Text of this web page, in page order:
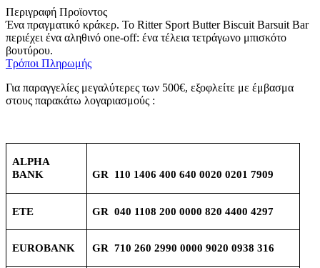
Περιγραφή Προϊοντος
Ένα πραγματικό κράκερ. Το Ritter Sport Butter Biscuit Barsuit Bar
περιέχει ένα αληθινό one-off: ένα τέλεια τετράγωνο μπισκότο
βουτύρου.
Τρόποι Πληρωμής
Για παραγγελίες μεγαλύτερες των 500€, εξοφλείτε με έμβασμα
στους παρακάτω λογαριασμούς :
ALPHA
BANK
GR 110 1406 400 640 0020 0201 7909
ETE GR 040 1108 200 0000 820 4400 4297
EUROBANK GR 710 260 2990 0000 9020 0938 316